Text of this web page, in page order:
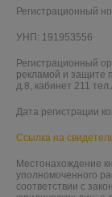
Регистрационный
УНП: 191953556
Регистрационный
рекламой и защите
д.8, кабинет 211
Дата регистрации
Ссылка на
Местонахождение
уполномоченного
соответствии с